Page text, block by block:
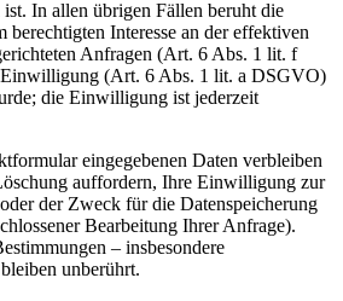
In allen übrigen Fällen beruht die
berechtigten Interesse an der effektiven
Anfragen (Art. 6 Abs. 1 lit. f
(Art. 6 Abs. 1 lit. a DSGVO)
die Einwilligung ist jederzeit
eingegebenen Daten verbleiben
auffordern, Ihre Einwilligung zur
der Zweck für die Datenspeicherung
Bearbeitung Ihrer Anfrage).
– insbesondere
unberührt.